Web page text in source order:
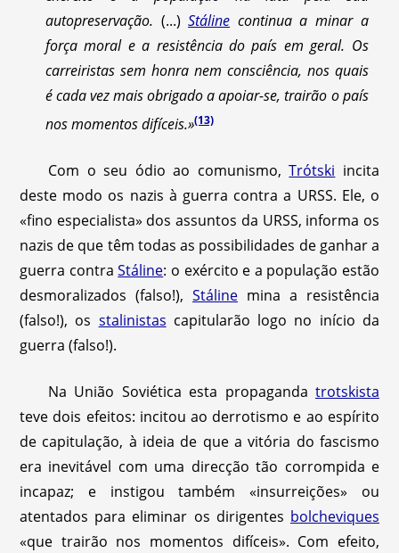
autopreservação. (...)Stáline continua a minar a
força moral e a resistência do país em geral. Os
carreiristas sem honra nem consciência, nos quais
é cada vez mais obrigado a apoiar-se, trairão o país
nos momentos difíceis.»(13)
Com o seu ódio ao comunismo,Trótski incita
deste modo os nazis à guerra contra a URSS. Ele, o
«fino especialista» dos assuntos da URSS, informa os
nazis de que têm todas as possibilidades de ganhar a
guerra contraStáline: o exército e a população estão
desmoralizados (falso!),Stáline mina a resistência
(falso!), os stalinistas capitularão logo no início da
guerra (falso!).
Na União Soviética esta propaganda trotskista
teve dois efeitos: incitou ao derrotismo e ao espírito
de capitulação, à ideia de que a vitória do fascismo
era inevitável com uma direcção tão corrompida e
incapaz; e instigou também «insurreições» ou
atentados para eliminar os dirigentes bolcheviques
«que trairão nos momentos difíceis». Com efeito,